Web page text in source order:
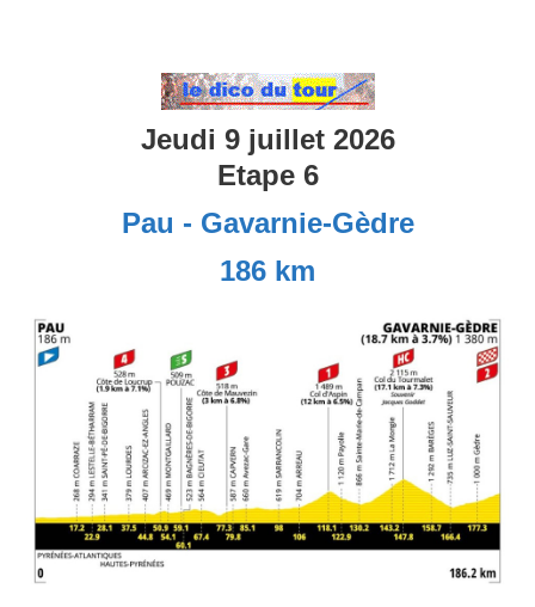
Jeudi 9 juillet 2026
Etape 6
Pau - Gavarnie-Gèdre
186 km